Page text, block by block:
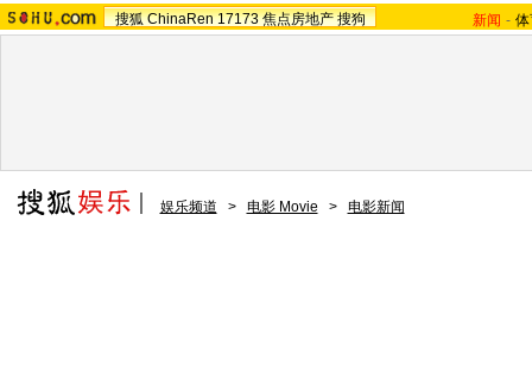
搜狐 ChinaRen 17173 焦点房地产 搜狗 新闻 -
娱乐频道 > 电影 Movie > 电影新闻